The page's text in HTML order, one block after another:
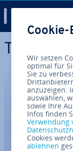
Zum Haupt­in­halt
Tutorials
Wir setzen
optimal für
Sie zu
anzuzeigen.
auswählen,
sowie Ihre
Infos finden
Verwendung
Cookies
ablehnen